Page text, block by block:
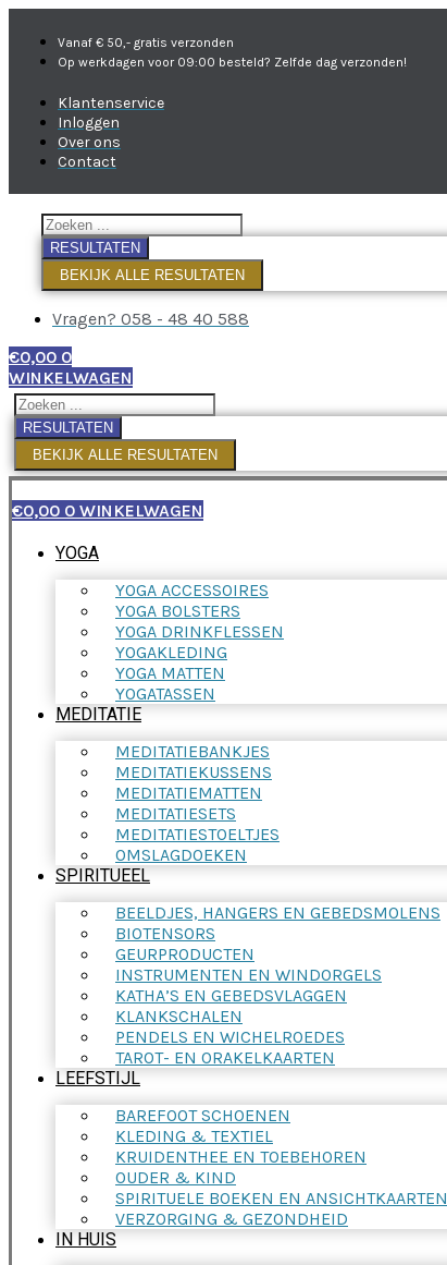
Vanaf € 50,- gratis verzonden
Op werkdagen voor 09:00 besteld? Zelfde dag verzonden!
Klantenservice
Inloggen
Over ons
Contact
RESULTATEN
BEKIJK ALLE RESULTATEN
Vragen? 058 - 48 40 588
€0,00 0
WINKELWAGEN
RESULTATEN
BEKIJK ALLE RESULTATEN
€0,00 0 WINKELWAGEN
YOGA
YOGA ACCESSOIRES
YOGA BOLSTERS
YOGA DRINKFLESSEN
YOGAKLEDING
YOGA MATTEN
YOGATASSEN
MEDITATIE
MEDITATIEBANKJES
MEDITATIEKUSSENS
MEDITATIEMATTEN
MEDITATIESETS
MEDITATIESTOELTJES
OMSLAGDOEKEN
SPIRITUEEL
BEELDJES, HANGERS EN GEBEDSMOLENS
BIOTENSORS
GEURPRODUCTEN
INSTRUMENTEN EN WINDORGELS
KATHA’S EN GEBEDSVLAGGEN
KLANKSCHALEN
PENDELS EN WICHELROEDES
TAROT- EN ORAKELKAARTEN
LEEFSTIJL
BAREFOOT SCHOENEN
KLEDING & TEXTIEL
KRUIDENTHEE EN TOEBEHOREN
OUDER & KIND
SPIRITUELE BOEKEN EN ANSICHTKAARTEN
VERZORGING & GEZONDHEID
IN HUIS